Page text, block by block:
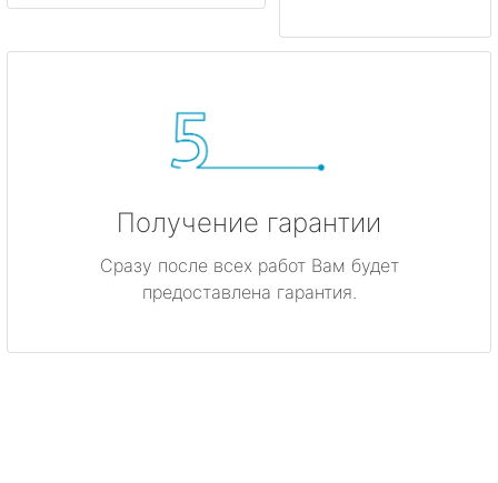
Получение гарантии
Сразу после всех работ Вам будет
предоставлена гарантия.